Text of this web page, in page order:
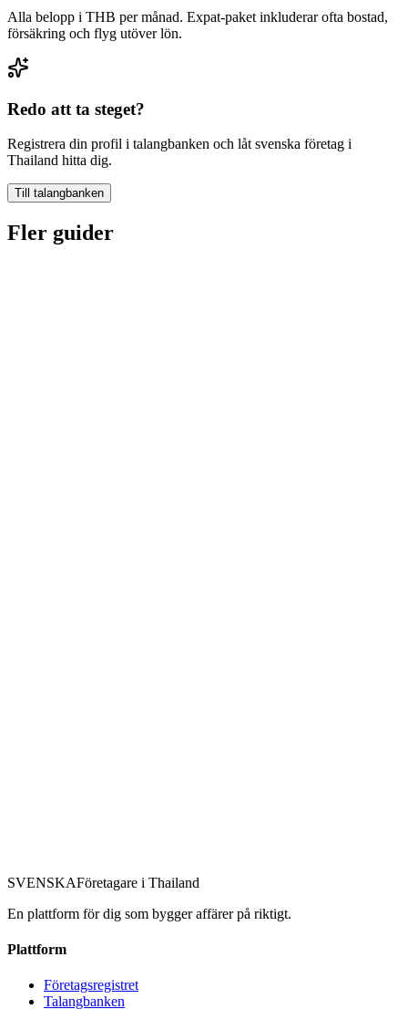
Alla belopp i THB per månad. Expat-paket inkluderar ofta bostad,
försäkring och flyg utöver lön.
Redo att ta steget?
Registrera din profil i talangbanken och låt svenska företag i
Thailand hitta dig.
Till talangbanken
Fler guider
SVENSKAFöretagare i Thailand
En plattform för dig som bygger affärer på riktigt.
Plattform
Företagsregistret
Talangbanken